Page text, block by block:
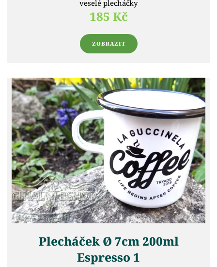
veselé plecháčky
185 Kč
ZOBRAZIT
Plecháček Ø 7cm 200ml
Espresso 1